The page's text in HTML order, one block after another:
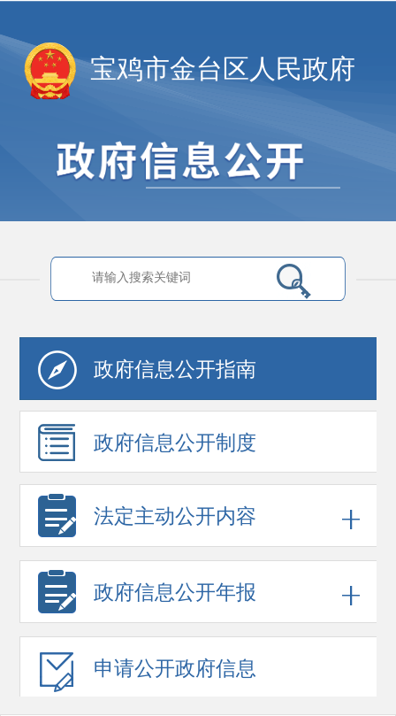
宝鸡市金台区人民政府
政府信息公开指南
政府信息公开制度
法定主动公开内容
政府信息公开年报
申请公开政府信息